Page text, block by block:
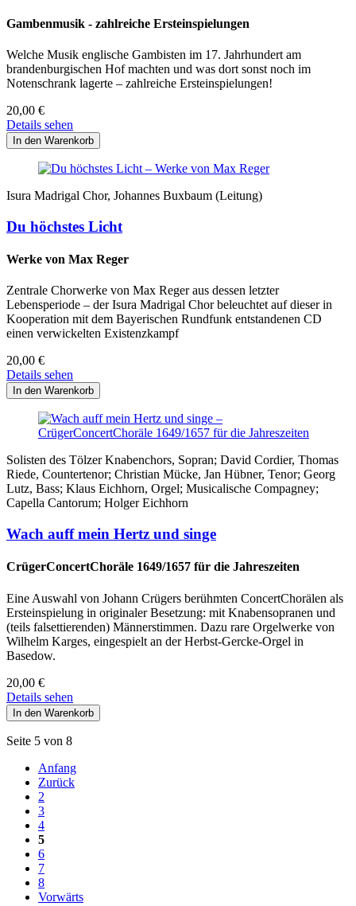
Gambenmusik - zahlreiche Ersteinspielungen
Welche Musik englische Gambisten im 17. Jahrhundert am
brandenburgischen Hof machten und was dort sonst noch im
Notenschrank lagerte – zahlreiche Ersteinspielungen!
20,00 €
Details sehen
Isura Madrigal Chor, Johannes Buxbaum (Leitung)
Du höchstes Licht
Werke von Max Reger
Zentrale Chorwerke von Max Reger aus dessen letzter
Lebensperiode – der Isura Madrigal Chor beleuchtet auf dieser in
Kooperation mit dem Bayerischen Rundfunk entstandenen CD
einen verwickelten Existenzkampf
20,00 €
Details sehen
Solisten des Tölzer Knabenchors, Sopran; David Cordier, Thomas
Riede, Countertenor; Christian Mücke, Jan Hübner, Tenor; Georg
Lutz, Bass; Klaus Eichhorn, Orgel; Musicalische Compagney;
Capella Cantorum; Holger Eichhorn
Wach auff mein Hertz und singe
CrügerConcertChoräle 1649/1657 für die Jahreszeiten
Eine Auswahl von Johann Crügers berühmten ConcertChorälen als
Ersteinspielung in originaler Besetzung: mit Knabensopranen und
(teils falsettierenden) Männerstimmen. Dazu rare Orgelwerke von
Wilhelm Karges, eingespielt an der Herbst-Gercke-Orgel in
Basedow.
20,00 €
Details sehen
Seite 5 von 8
Anfang
Zurück
2
3
4
5
6
7
8
Vorwärts